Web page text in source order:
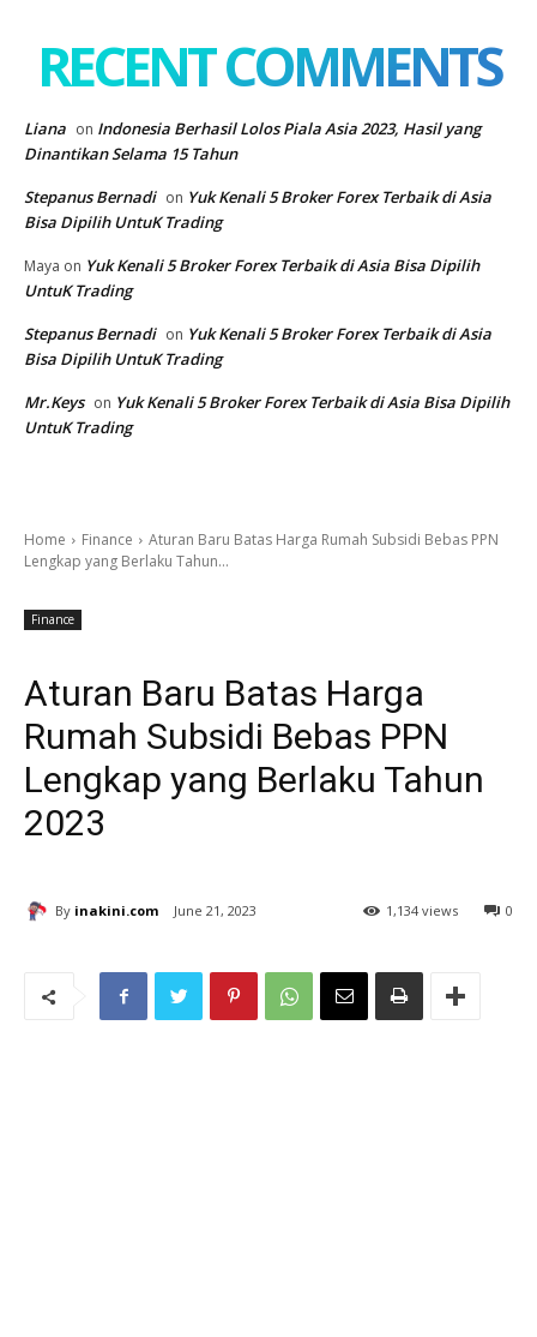
RECENT COMMENTS
Liana on Indonesia Berhasil Lolos Piala Asia 2023, Hasil yang
Dinantikan Selama 15 Tahun
Stepanus Bernadi on Yuk Kenali 5 Broker Forex Terbaik di Asia
Bisa Dipilih UntuK Trading
Maya on Yuk Kenali 5 Broker Forex Terbaik di Asia Bisa Dipilih
UntuK Trading
Stepanus Bernadi on Yuk Kenali 5 Broker Forex Terbaik di Asia
Bisa Dipilih UntuK Trading
Mr.Keys on Yuk Kenali 5 Broker Forex Terbaik di Asia Bisa Dipilih
UntuK Trading